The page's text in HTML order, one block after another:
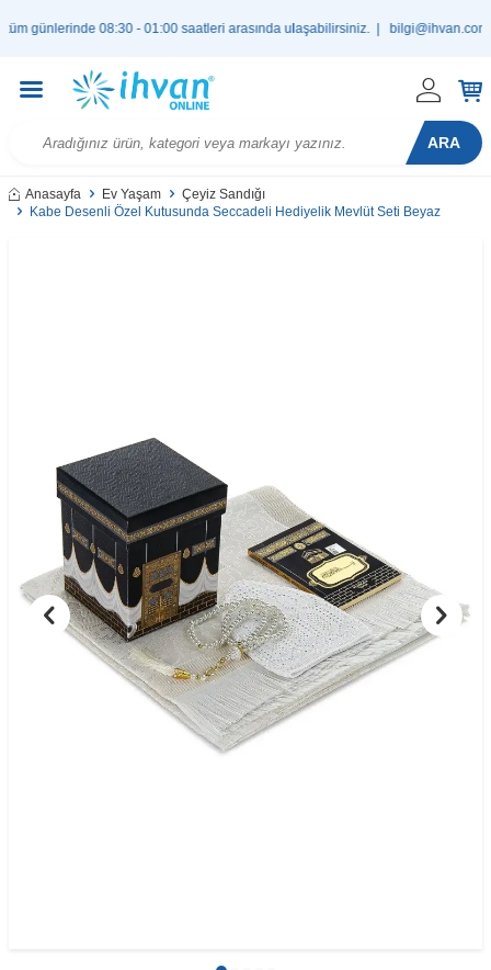
günlerinde 08:30 - 01:00 saatleri arasında ulaşabilirsiniz. |bilgi@ihvan.com.tr
ARA
Anasayfa Ev Yaşam
Çeyiz Sandığı
Kabe Desenli Özel Kutusunda Seccadeli Hediyelik Mevlüt Seti Beyaz